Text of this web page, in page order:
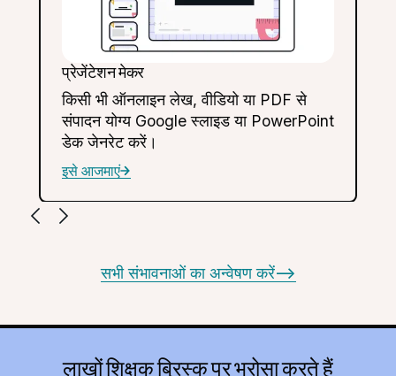
प्रेजेंटेशन मेकर
किसी भी ऑनलाइन लेख, वीडियो या PDF से
संपादन योग्य Google स्लाइड या PowerPoint
डेक जेनरेट करें।
इसे आजमाएं
सभी संभावनाओं का अन्वेषण करें-->
लाखों शिक्षक ब्रिस्क पर भरोसा करते हैं